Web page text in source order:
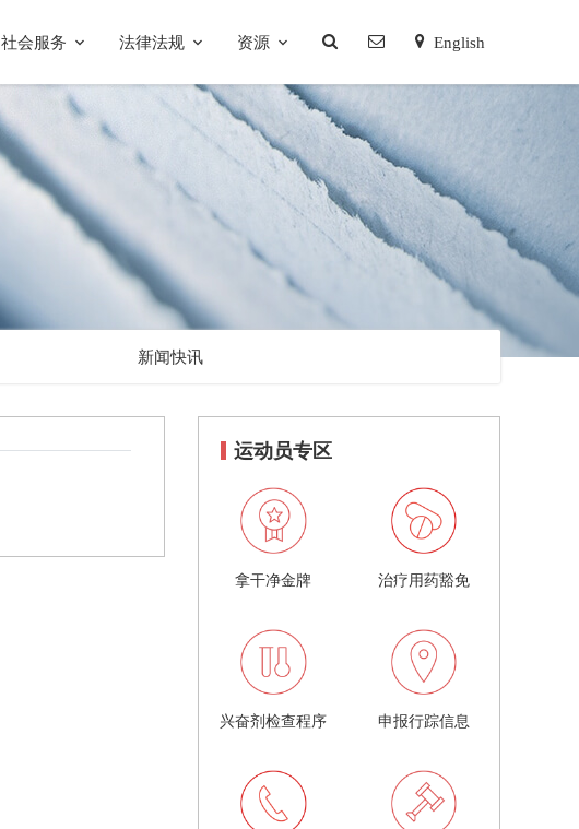
社会服务 法律法规 资源 English
新闻快讯
运动员专区
拿干净金牌 治疗用药豁免
兴奋剂检查程序 申报行踪信息